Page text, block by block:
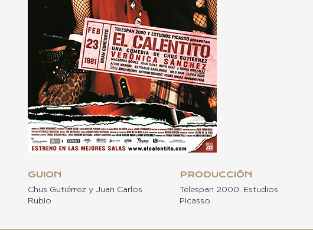
GUION
Chus Gutiérrez y Juan Carlos
Rubio
PRODUCCIÓN
Telespan 2000, Estudios
Picasso